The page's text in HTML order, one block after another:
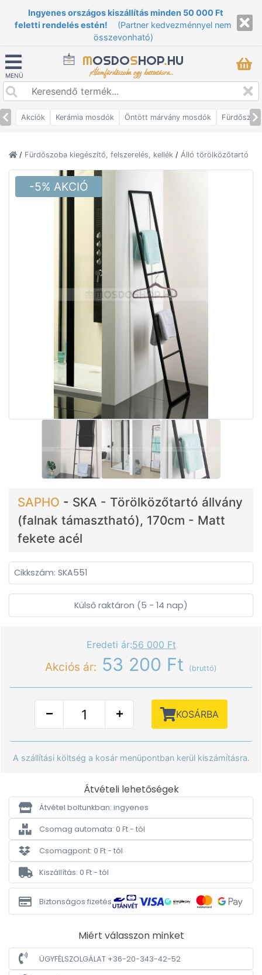
Ingyenes országos kiszállítás minden 50 000 Ft
feletti rendelés estén!
(Partner kedvezménnyel nem
összevonható)
MENÜ
MOSDOSHOP.HU
Álomfürdőszoba egy kattintásra...
Akciók Kerámia mosdók Öntött márvány mosdók
/ Fürdőszoba kiegészítő, felszerelés, kellék / Álló törölközőtartó
-5% AKCIÓ
SAPHO - SKA - Törölközőtartó állvány
(falnak támasztható), 170cm - Matt
fekete acél
Cikkszám: SKA551
Külső raktáron (5 - 14 nap)
Eredeti ár:56 000 Ft
Akciós ár: 53 200 Ft (bruttó)
KOSÁRBA
A szállítási költség a kosár menüpontban kerül kiszámításra.
Átvételi lehetőségek
Átvétel boltunkban: ingyenes
Csomag automata: 0 Ft - tól
Csomagpont: 0 Ft - tól
Kiszállítás: 0 Ft - tól
Biztonságos fizetés
Miért válasszon minket
ÜGYFÉLSZOLGÁLAT +36-20-343-42-52